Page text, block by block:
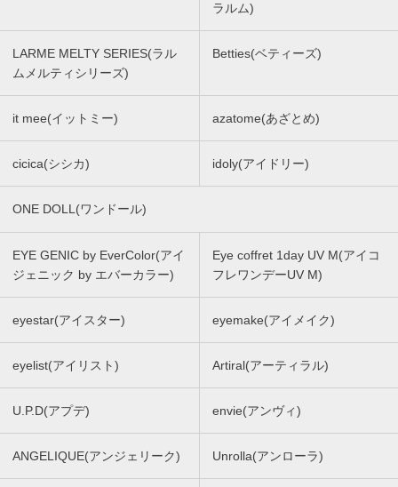
ラルム)
LARME MELTY SERIES(ラル
ムメルティシリーズ)
Betties(ベティーズ)
it mee(イットミー) azatome(あざとめ)
cicica(シシカ) idoly(アイドリー)
ONE DOLL(ワンドール)
EYE GENIC by EverColor(アイ
ジェニック by エバーカラー)
Eye coffret 1day UV M(アイコ
フレワンデーUV M)
eyestar(アイスター) eyemake(アイメイク)
eyelist(アイリスト) Artiral(アーティラル)
U.P.D(アプデ) envie(アンヴィ)
ANGELIQUE(アンジェリーク) Unrolla(アンローラ)